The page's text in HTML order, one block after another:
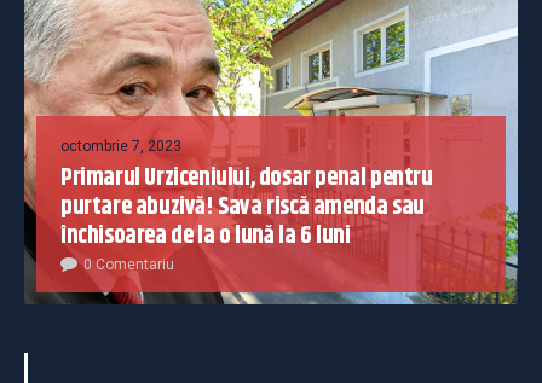
octombrie 7, 2023
Primarul Urziceniului, dosar penal pentru
purtare abuzivă! Sava riscă amenda sau
închisoarea de la o lună la 6 luni
0 Comentariu